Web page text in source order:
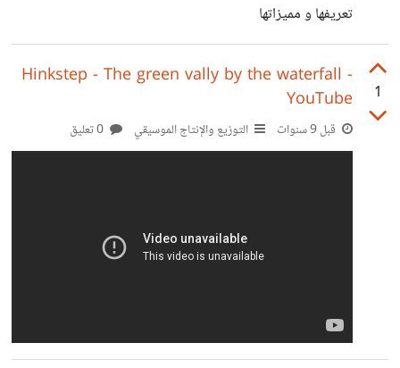
تعريفها و مميزاتها
1
Hinkstep - The green vally by the waterfall -
YouTube
قبل 9 سنوات التوزيع والإنتاج الموسيقي